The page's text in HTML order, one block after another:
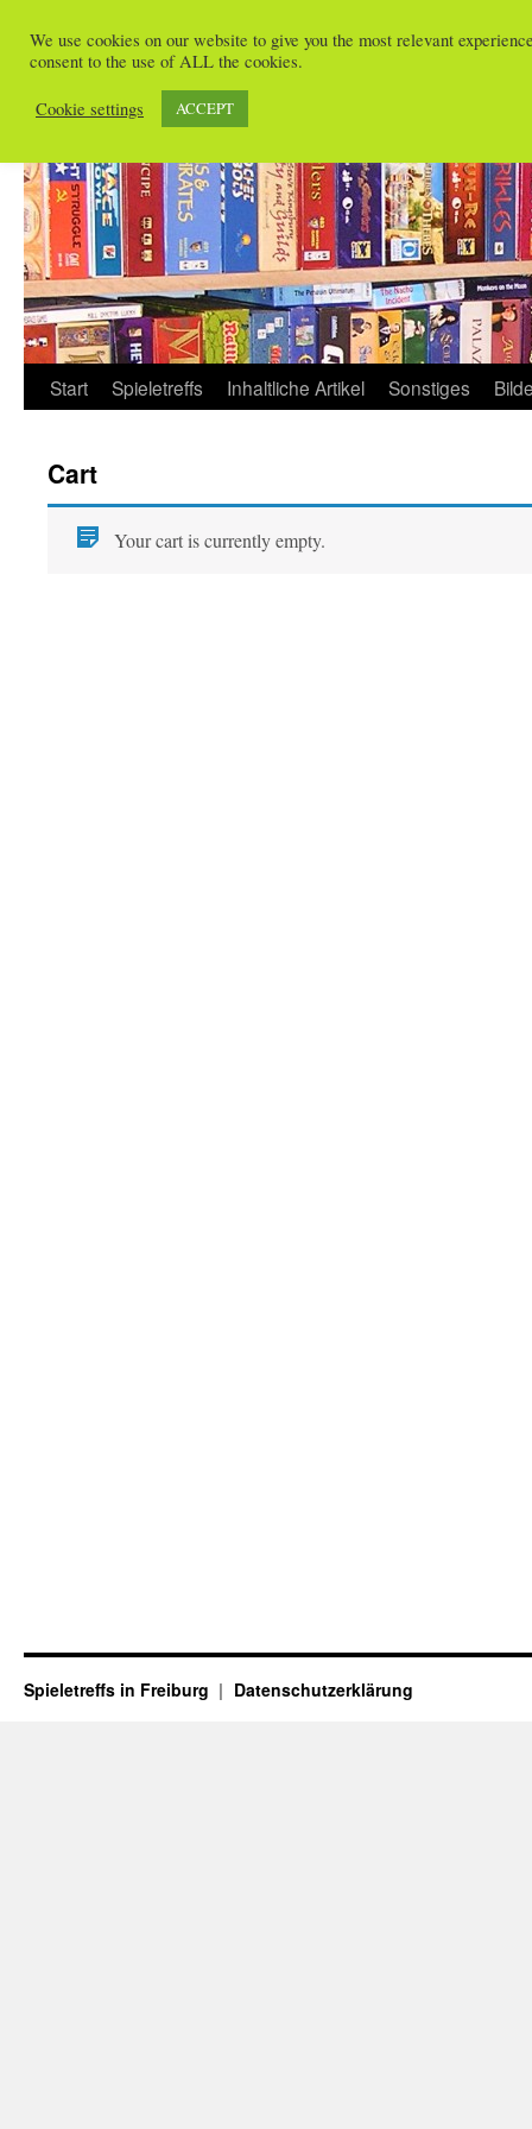
Zum
Spieletreffs in Freiburg
Start Spieletreffs Inhaltliche Artikel Sonstiges
Cart
Your cart is currently empty.
Spieletreffs in Freiburg Datenschutzerklärung
We use cookies on our website to give you the most relevant
consent to the use of ALL the cookies.
Cookie settings ACCEPT